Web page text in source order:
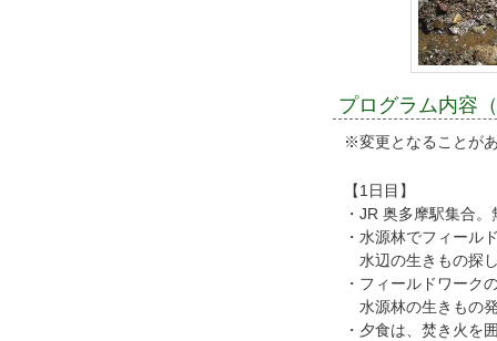
プログラム内容
※変更となることが
【1日目】
・JR 奥多摩駅集合
・水源林でフィール
水辺の生きもの探
・フィールドワーク
水源林の生きもの
・夕食は、焚き火を